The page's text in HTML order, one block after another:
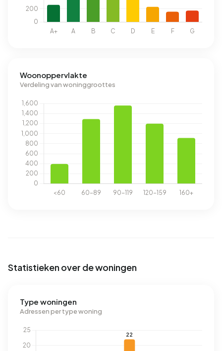
Woonoppervlakte
Verdeling van woninggroottes
Statistieken over de woningen
Type woningen
Adressen per type woning